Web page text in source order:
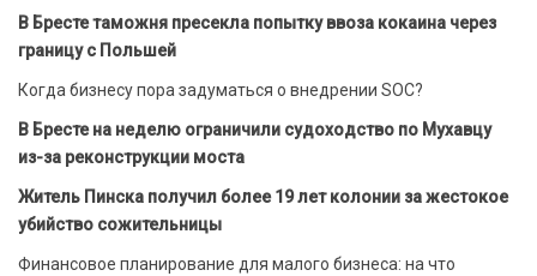
В Бресте таможня пресекла попытку ввоза кокаина через
границу с Польшей
Когда бизнесу пора задуматься о внедрении SOC?
В Бресте на неделю ограничили судоходство по Мухавцу
из-за реконструкции моста
Житель Пинска получил более 19 лет колонии за жестокое
убийство сожительницы
Финансовое планирование для малого бизнеса: на что